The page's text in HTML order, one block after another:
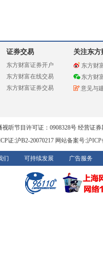
证券交易
东方财富证券开户
东方财富在线交易
东方财富证券交易
关注东方
东方财
东方财
意见与
听节目许可证：0908328号 经营证
证:沪B2-20070217 网站备案号:沪
们 可持续发展 广告服务